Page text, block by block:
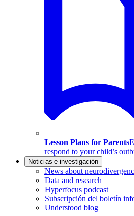
Lesson Plans for Parents
respond to your child’s
Noticias e investigación
News about
Data and research
Hyperfocus podcast
Subscripción del boletín
Understood blog